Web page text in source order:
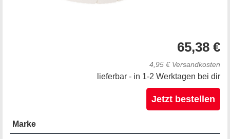
65,38 €
4,95 € Versandkosten
lieferbar - in 1-2 Werktagen bei dir
Jetzt bestellen
Marke